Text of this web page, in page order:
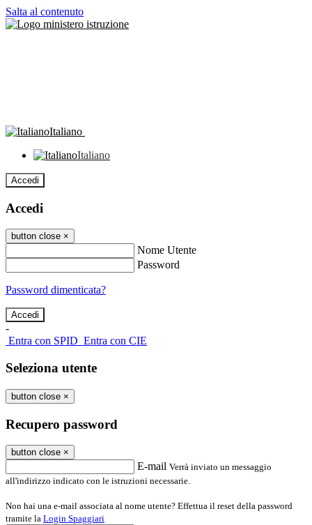
Salta al contenuto
Italiano
Italiano
Accedi
Accedi
button close ×
Nome Utente
Password
Password dimenticata?
-
Entra con SPID Entra con CIE
Seleziona utente
button close ×
Recupero password
button close ×
E-mail Verrà inviato un messaggio
all'indirizzo indicato con le istruzioni necessarie.
Non hai una e-mail associata al nome utente? Effettua il reset della password
tramite la Login Spaggiari